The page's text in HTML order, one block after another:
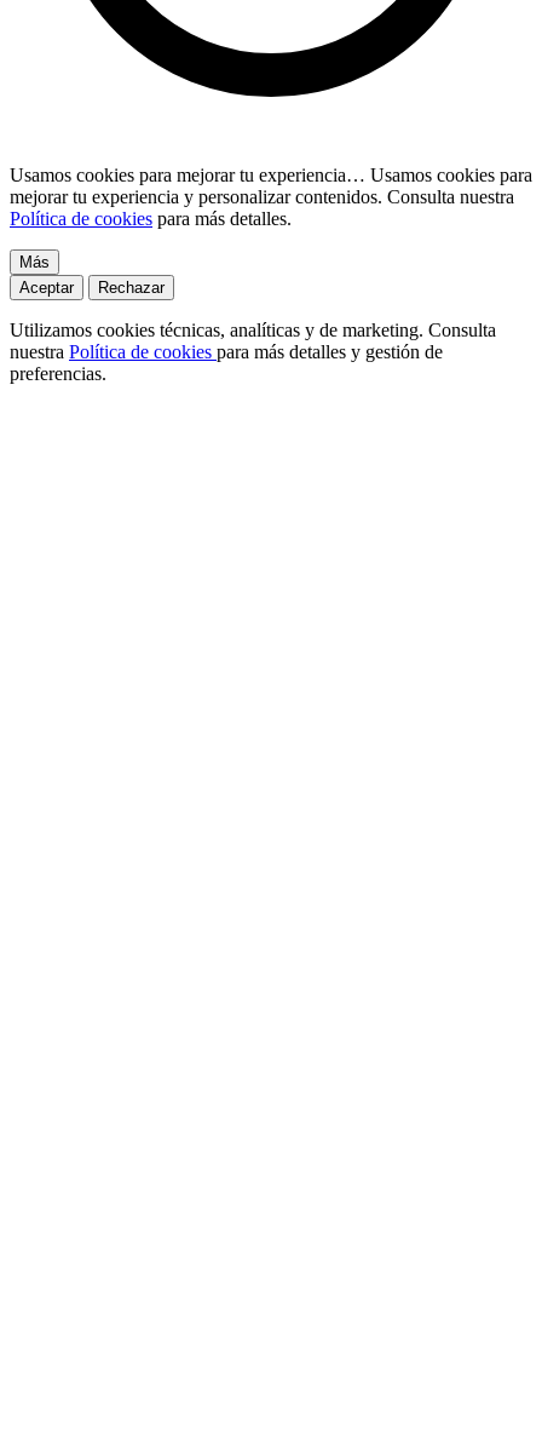
Usamos cookies para mejorar tu experiencia… Usamos cookies para
mejorar tu experiencia y personalizar contenidos. Consulta nuestra
Política de cookies para más detalles.
Más
Aceptar
Rechazar
Utilizamos cookies técnicas, analíticas y de marketing. Consulta
nuestra Política de cookies para más detalles y gestión de
preferencias.